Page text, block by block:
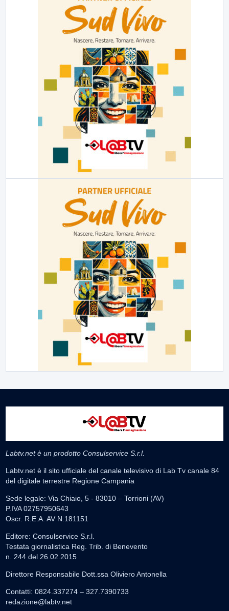
Labtv.net è un prodotto Consulservice S.r.l.
Labtv.net è il sito ufficiale del canale televisivo di Lab Tv canale 84
del digitale terrestre Regione Campania
Sede legale: Via Chiaio, 5 - 83010 – Torrioni (AV)
P.IVA 02757950643
Oscr. R.E.A. AV N.181151
Editore: Consulservice S.r.l.
Testata giornalistica Reg. Trib. di Benevento
n. 244 del 26.02.2015
Direttore Responsabile Dott.ssa Oliviero Antonella
Contatti: 0824.337274 – 327.7390733
redazione@labtv.net